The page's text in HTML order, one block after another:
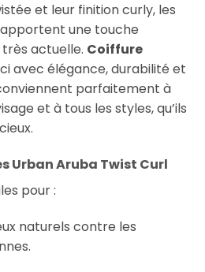
et leur finition curly, les
une touche
actuelle. Coiffure
avec élégance, durabilité et
parfaitement à
et à tous les styles, qu’ils
Urban Aruba Twist Curl
pour :
naturels contre les